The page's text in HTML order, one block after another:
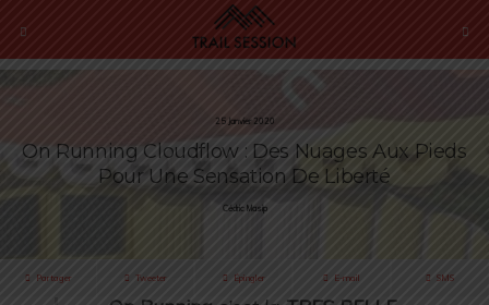
25 Janvier 2020
On Running Cloudflow : Des Nuages Aux Pieds
Pour Une Sensation De Liberté
Cédric Masip
Partager Tweeter Épingler E-mail SMS